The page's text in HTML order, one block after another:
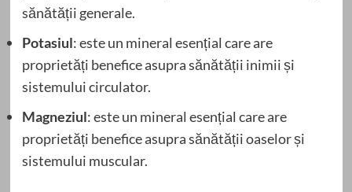
sănătății generale.
Potasiul: este un mineral esențial care are
proprietăți benefice asupra sănătății inimii și
sistemului circulator.
Magneziul: este un mineral esențial care are
proprietăți benefice asupra sănătății oaselor și
sistemului muscular.